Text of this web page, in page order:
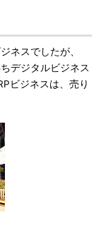
ネスでしたが、
デジタルビジネス
ビジネスは、売り